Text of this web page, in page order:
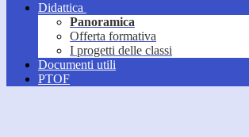
Didattica
Panoramica
Offerta formativa
I progetti delle classi
Documenti utili
PTOF